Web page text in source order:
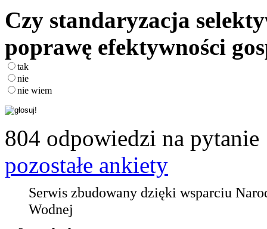
Czy standaryzacja
poprawę efektywności
tak
nie
nie wiem
804 odpowiedzi na pytanie
pozostałe ankiety
Serwis zbudowany dzięki wsparciu
Wodnej